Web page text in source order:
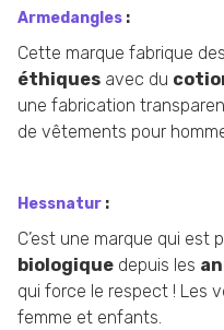
Armedangles :
Cette marque fabrique
éthiques avec du
une fabrication
de vêtements pour
Hessnatur :
C’est une marque qui est
biologique depuis les
qui force le respect ! Les
femme et enfants.